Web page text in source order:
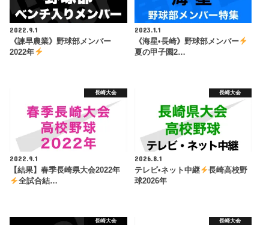
2022.9.1
《諫早農業》野球部メンバー
2022年
2023.1.1
《海星•長崎》野球部メンバー
夏の甲子園2…
長崎大会
2022.9.1
【結果】春季長崎県大会2022年
全試合結…
長崎大会
2026.8.1
テレビ•ネット中継
長崎高校野
球2026年
長崎大会 長崎大会